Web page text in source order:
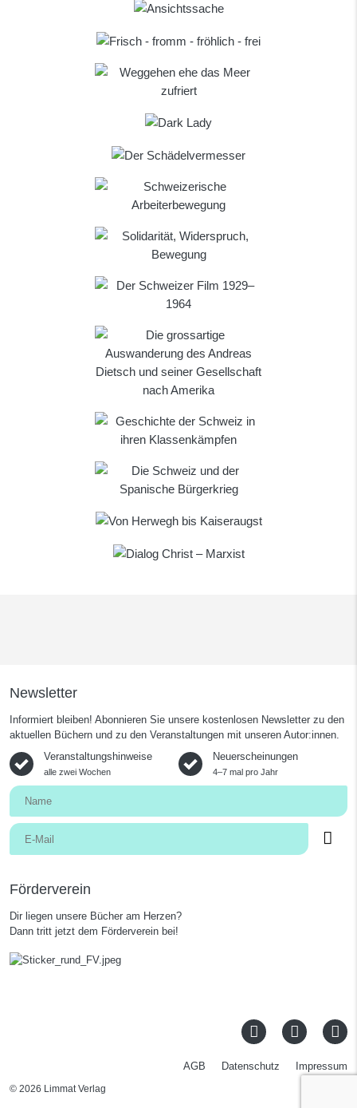
Newsletter
Informiert bleiben! Abonnieren Sie unsere kostenlosen Newsletter zu den
aktuellen Büchern und zu den Veranstaltungen mit unseren Autor:innen.
Veranstaltungshinweise
alle zwei Wochen
Neuerscheinungen
4–7 mal pro Jahr
Förderverein
Dir liegen unsere Bücher am Herzen?
Dann tritt jetzt dem Förderverein bei!
AGB Datenschutz Impressum
© 2026 Limmat Verlag